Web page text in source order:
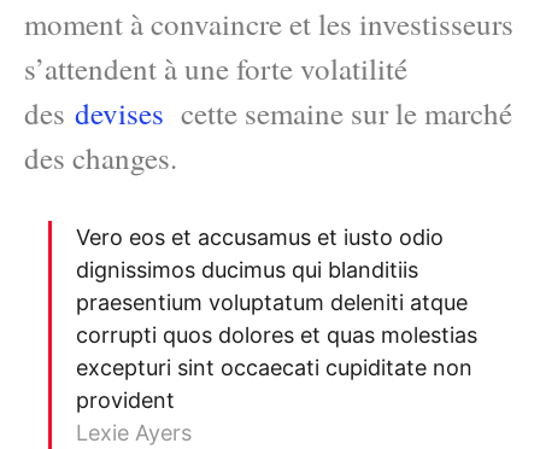
moment à convaincre et les investisseurs
s’attendent à une forte volatilité
des devises cette semaine sur le marché
des changes.
Vero eos et accusamus et iusto odio
dignissimos ducimus qui blanditiis
praesentium voluptatum deleniti atque
corrupti quos dolores et quas molestias
excepturi sint occaecati cupiditate non
provident
Lexie Ayers